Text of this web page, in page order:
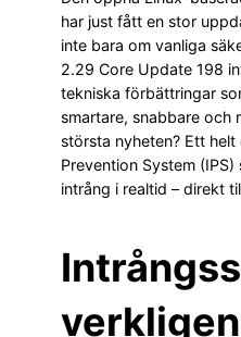
har just fått en stor
inte bara om vanliga
2.29 Core Update 198
tekniska förbättringar
smartare, snabbare och
största nyheten? Ett
Prevention System
intrång i realtid – direkt
verkligen